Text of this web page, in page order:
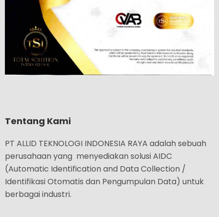
Tentang Kami
PT ALLID TEKNOLOGI INDONESIA RAYA adalah sebuah
perusahaan yang menyediakan solusi AIDC
(Automatic Identification and Data Collection /
Identifikasi Otomatis dan Pengumpulan Data) untuk
berbagai industri.